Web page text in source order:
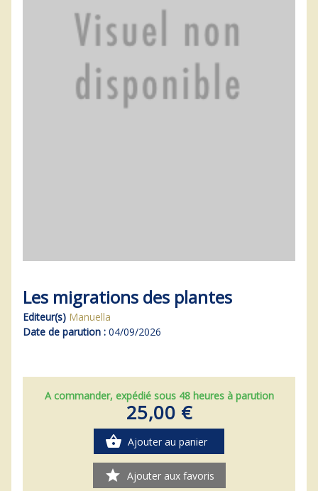
Les migrations des plantes
Editeur(s) Manuella
Date de parution : 04/09/2026
A commander, expédié sous 48 heures à parution
25,00 €
shopping_basket Ajouter au panier
star Ajouter aux favoris